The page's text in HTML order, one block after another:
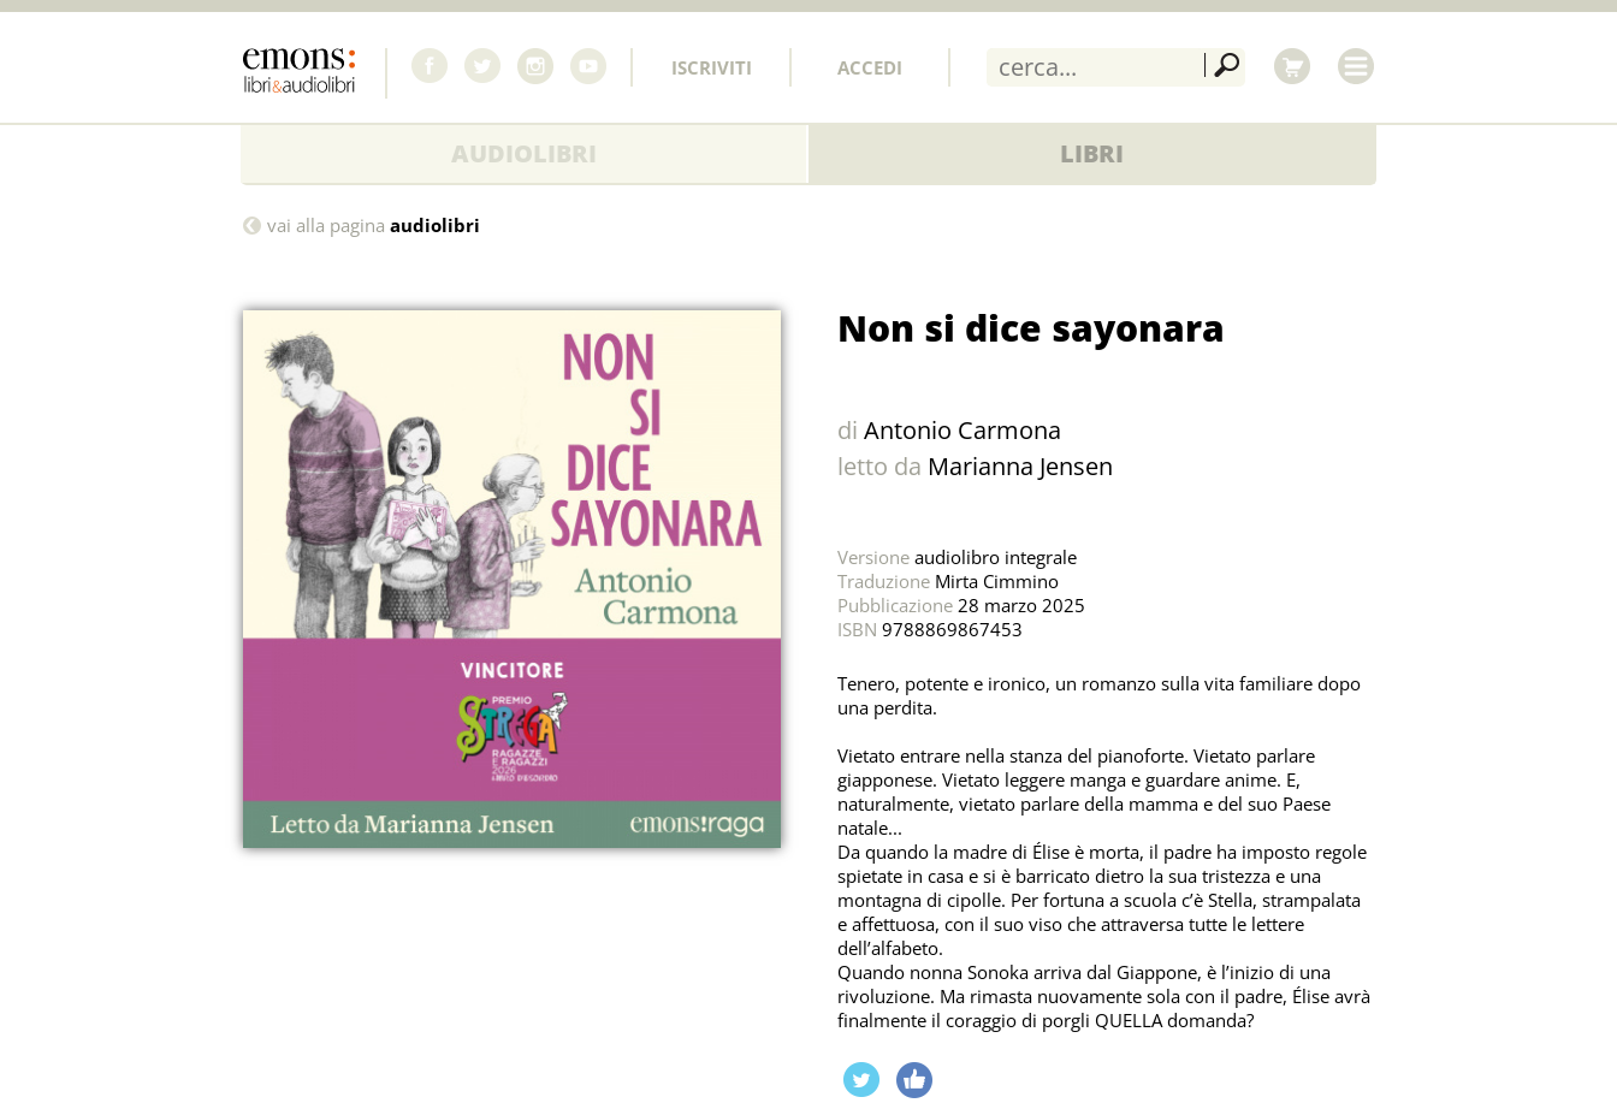
ISCRIVITI ACCEDI
AUDIOLIBRI LIBRI
Non
dice
sayonara
vai alla pagina audiolibri
Non si dice sayonara
di Antonio Carmona
letto da Marianna Jensen
Versioneaudiolibro integrale
TraduzioneMirta Cimmino
Pubblicazione28 marzo 2025
ISBN 9788869867453
Tenero, potente e ironico, un romanzo sulla vita familiare dopo
una perdita.
Vietato entrare nella stanza del pianoforte. Vietato parlare
giapponese. Vietato leggere manga e guardare anime. E,
naturalmente, vietato parlare della mamma e del suo Paese
natale...
Da quando la madre di Élise è morta, il padre ha imposto regole
spietate in casa e si è barricato dietro la sua tristezza e una
montagna di cipolle. Per fortuna a scuola c’è Stella, strampalata
e affettuosa, con il suo viso che attraversa tutte le lettere
dell’alfabeto.
Quando nonna Sonoka arriva dal Giappone, è l’inizio di una
rivoluzione. Ma rimasta nuovamente sola con il padre, Élise avrà
finalmente il coraggio di porgli QUELLA domanda?